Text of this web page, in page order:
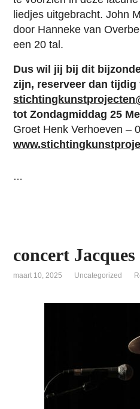
liedjes uitgebracht. John
door Hanneke van
een 20 tal.
Dus wil jij bij dit
zijn, reserveer dan tijdig
tot Zondagmiddag 25
Groet Henk Verhoeven –
…
concert Jacques
maart 10, 2025 Uncategorized